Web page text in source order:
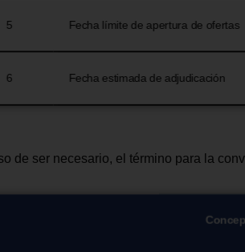
5 Fecha límite de apertura de ofertas
6 Fecha estimada de adjudicación
de ser necesario, el término para la